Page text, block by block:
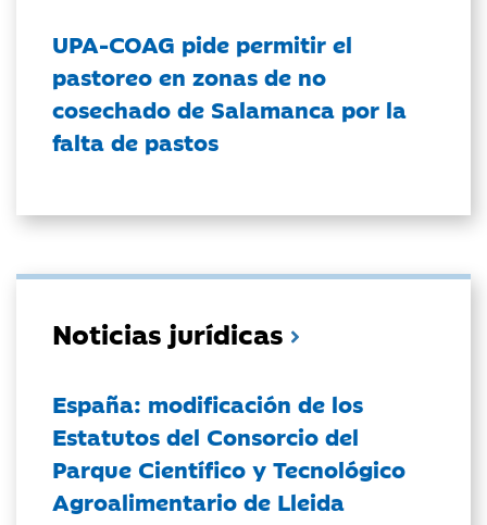
UPA-COAG pide permitir el
pastoreo en zonas de no
cosechado de Salamanca por la
falta de pastos
Noticias jurídicas
España: modificación de los
Estatutos del Consorcio del
Parque Científico y Tecnológico
Agroalimentario de Lleida